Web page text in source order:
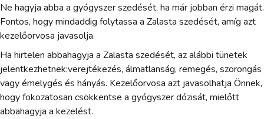
Ne hagyja abba a gyógyszer szedését, ha már jobban érzi magát.
Fontos, hogy mindaddig folytassa a Zalasta szedését, amíg azt
kezelőorvosa javasolja.
Ha hirtelen abbahagyja a Zalasta szedését, az alábbi tünetek
jelentkezhetnek:verejtékezés, álmatlanság, remegés, szorongás
vagy émelygés és hányás. Kezelőorvosa azt javasolhatja Önnek,
hogy fokozatosan csökkentse a gyógyszer dózisát, mielőtt
abbahagyja a kezelést.